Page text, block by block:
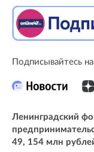
Подписывайтесь на
Ленинградский
49, 154 млн